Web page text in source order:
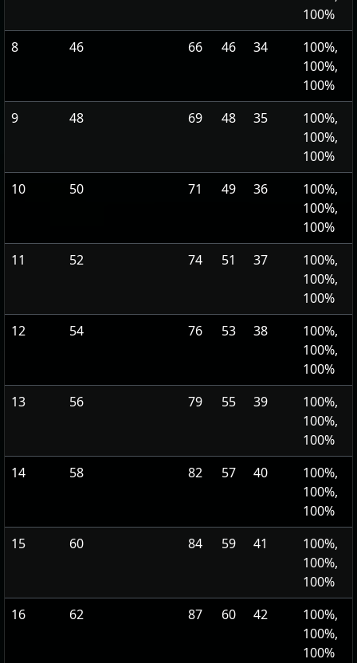
100%
8
46 66 46 34
100%,
100%,
100%
9
48 69 48 35
100%,
100%,
100%
10
50 71 49 36
100%,
100%,
100%
11
52 74 51 37
100%,
100%,
100%
12
54 76 53 38
100%,
100%,
100%
13
56 79 55 39
100%,
100%,
100%
14
58 82 57 40
100%,
100%,
100%
15
60 84 59 41
100%,
100%,
100%
16
62 87 60 42
100%,
100%,
100%